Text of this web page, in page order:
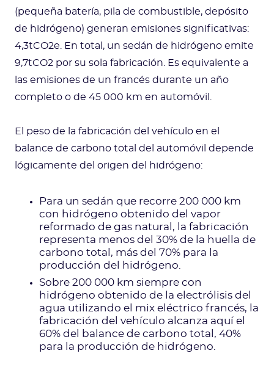
(pequeña batería, pila de combustible, depósito
de hidrógeno) generan emisiones significativas:
4,3tCO2e. En total, un sedán de hidrógeno emite
9,7tCO2 por su sola fabricación. Es equivalente a
las emisiones de un francés durante un año
completo o de 45 000 km en automóvil.
El peso de la fabricación del vehículo en el
balance de carbono total del automóvil depende
lógicamente del origen del hidrógeno:
Para un sedán que recorre 200 000 km
con hidrógeno obtenido del vapor
reformado de gas natural, la fabricación
representa menos del 30% de la huella de
carbono total, más del 70% para la
producción del hidrógeno.
Sobre 200 000 km siempre con
hidrógeno obtenido de la electrólisis del
agua utilizando el mix eléctrico francés, la
fabricación del vehículo alcanza aquí el
60% del balance de carbono total, 40%
para la producción de hidrógeno.